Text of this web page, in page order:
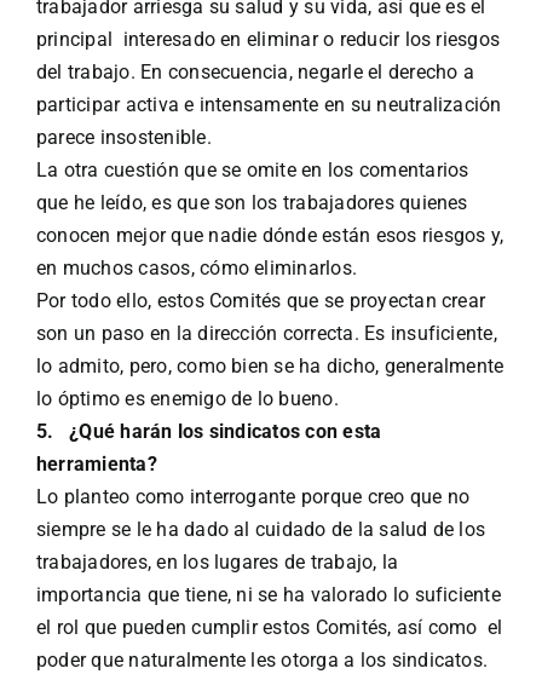
trabajador arriesga su salud y su vida, así que es el
principal interesado en eliminar o reducir los riesgos
del trabajo. En consecuencia, negarle el derecho a
participar activa e intensamente en su neutralización
parece insostenible.
La otra cuestión que se omite en los comentarios
que he leído, es que son los trabajadores quienes
conocen mejor que nadie dónde están esos riesgos y,
en muchos casos, cómo eliminarlos.
Por todo ello, estos Comités que se proyectan crear
son un paso en la dirección correcta. Es insuficiente,
lo admito, pero, como bien se ha dicho, generalmente
lo óptimo es enemigo de lo bueno.
5.¿Qué harán los sindicatos con esta
herramienta?
Lo planteo como interrogante porque creo que no
siempre se le ha dado al cuidado de la salud de los
trabajadores, en los lugares de trabajo, la
importancia que tiene, ni se ha valorado lo suficiente
el rol que pueden cumplir estos Comités, así como el
poder que naturalmente les otorga a los sindicatos.